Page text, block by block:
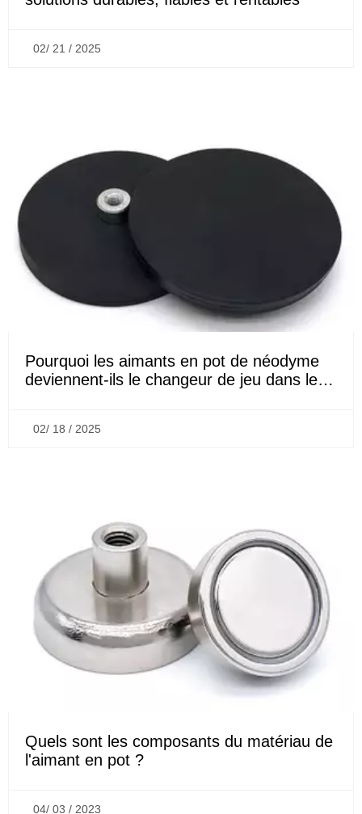
02/ 21 / 2025
Pourquoi les aimants en pot de néodyme
deviennent-ils le changeur de jeu dans les
02/ 18 / 2025
Quels sont les composants du matériau de
l'aimant en pot ?
04/ 03 / 2023